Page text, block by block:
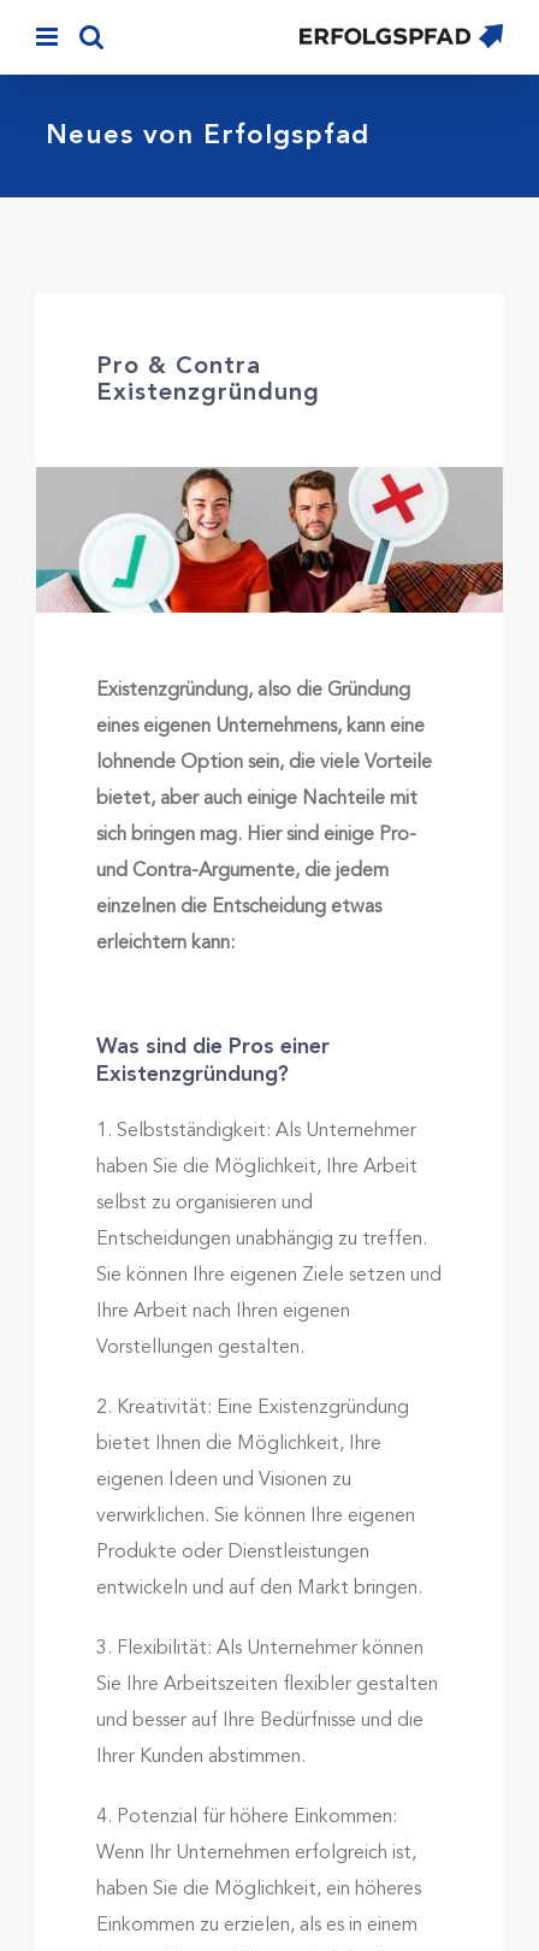
Neues von Erfolgspfad
Pro & Contra
Existenzgründung
Existenzgründung, also die Gründung
eines eigenen Unternehmens, kann eine
lohnende Option sein, die viele Vorteile
bietet, aber auch einige Nachteile mit
sich bringen mag. Hier sind einige Pro-
und Contra-Argumente, die jedem
einzelnen die Entscheidung etwas
erleichtern kann:
Was sind die Pros einer
Existenzgründung?
1. Selbstständigkeit: Als Unternehmer
haben Sie die Möglichkeit, Ihre Arbeit
selbst zu organisieren und
Entscheidungen unabhängig zu treffen.
Sie können Ihre eigenen Ziele setzen und
Ihre Arbeit nach Ihren eigenen
Vorstellungen gestalten.
2. Kreativität: Eine Existenzgründung
bietet Ihnen die Möglichkeit, Ihre
eigenen Ideen und Visionen zu
verwirklichen. Sie können Ihre eigenen
Produkte oder Dienstleistungen
entwickeln und auf den Markt bringen.
3. Flexibilität: Als Unternehmer können
Sie Ihre Arbeitszeiten flexibler gestalten
und besser auf Ihre Bedürfnisse und die
Ihrer Kunden abstimmen.
4. Potenzial für höhere Einkommen:
Wenn Ihr Unternehmen erfolgreich ist,
haben Sie die Möglichkeit, ein höheres
Einkommen zu erzielen, als es in einem